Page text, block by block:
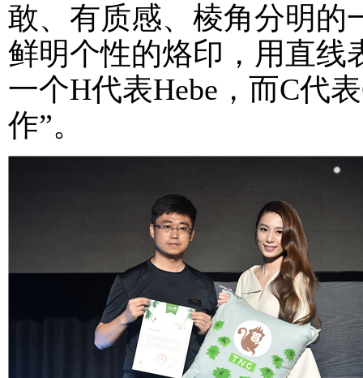
敢、有质感、棱角分明的
鲜明个性的烙印，用直线
一个H代表Hebe，而C代
作”。